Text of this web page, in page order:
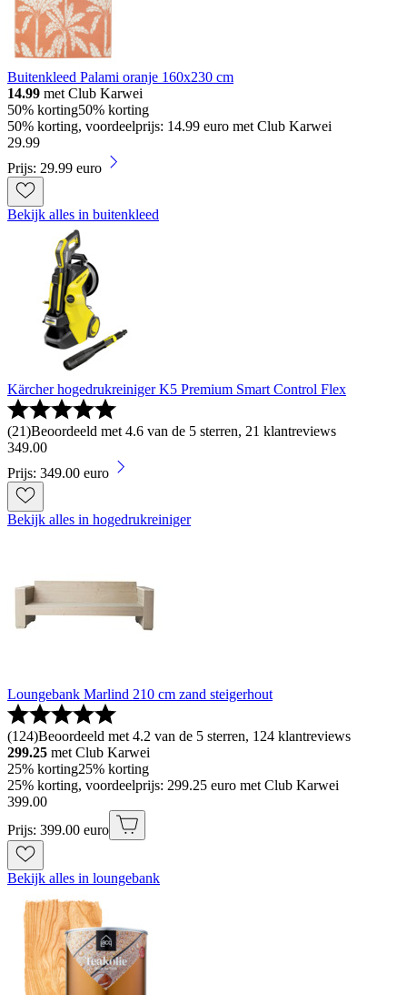
Buitenkleed Palami oranje 160x230 cm
14.99 met Club Karwei
50% korting50% korting
50% korting, voordeelprijs: 14.99 euro met Club Karwei
29.99
Prijs: 29.99 euro
Bekijk alles in buitenkleed
Kärcher hogedrukreiniger K5 Premium Smart Control Flex
(21)Beoordeeld met 4.6 van de 5 sterren, 21 klantreviews
349.00
Prijs: 349.00 euro
Bekijk alles in hogedrukreiniger
Loungebank Marlind 210 cm zand steigerhout
(124)Beoordeeld met 4.2 van de 5 sterren, 124 klantreviews
299.25 met Club Karwei
25% korting25% korting
25% korting, voordeelprijs: 299.25 euro met Club Karwei
399.00
Prijs: 399.00 euro
Bekijk alles in loungebank